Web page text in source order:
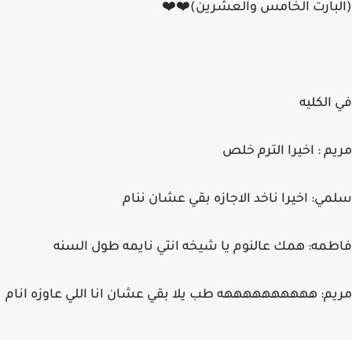
(البارت الخامس والعشرين)⁦❤️⁩⁦❤️⁩
في الكليه
مريم : اخيرا الترم خلص
سلمي: اخيرا ناخد الاجازه بقي عشان ننام
فاطمه: همك عالنوم يا شيخه انتي نايمه طول السنه
مريم: ههههههههههه طب يلا بقي عشان انا اللي عاوزه انام